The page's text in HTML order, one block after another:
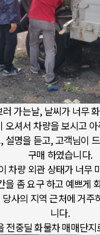
가는날, 날씨가 너무
오셔서 차량을 보시고
설명을 듣고, 고객님이
구매 하였습니다.
차량 외관 상태가 너무
을 좀 요구 하고 예쁘게
사의 지역 근처에 거주
니다.
전중딜 화물차 매매단